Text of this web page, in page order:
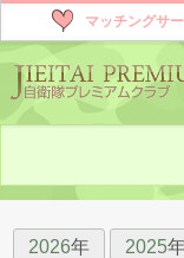
マッチングサ
2026年 2025